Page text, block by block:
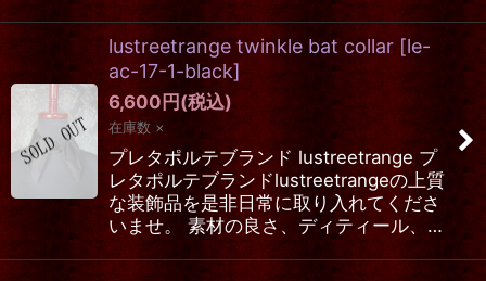
lustreetrange twinkle bat collar [le-
ac-17-1-black]
6,600円(税込)
在庫数 ×
プレタポルテブランド lustreetrange プ
レタポルテブランドlustreetrangeの上質
な装飾品を是非日常に取り入れてくださ
いませ。 素材の良さ、ディティール、…